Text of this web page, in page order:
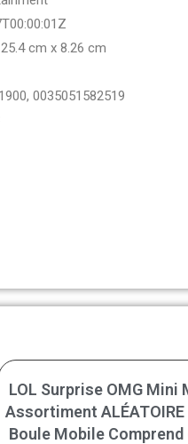
cm x 8.26 cm
0035051582519
LOL Surprise OMG Mini
Assortiment
Boule Mobile